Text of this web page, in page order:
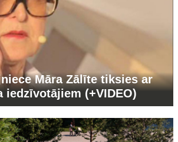
Māra Zālīte tiksies ar
iedzīvotājiem (+VIDEO)